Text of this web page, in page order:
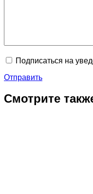
Подписаться на
Отправить
Смотрите